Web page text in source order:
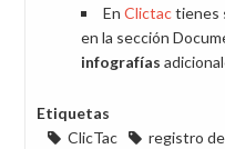
En Clictactienes
en la sección
infografías
Etiquetas
ClicTac
registro